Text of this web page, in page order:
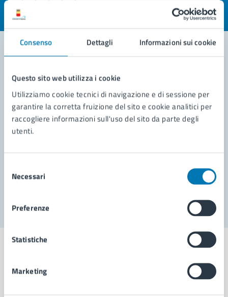
Consenso Dettagli Informazioni sui cookie
Questo sito web utilizza i cookie
Utilizziamo cookie tecnici di navigazione e di sessione per
garantire la corretta fruizione del sito e cookie analitici per
raccogliere informazioni sull'uso del sito da parte degli
utenti.
delNecessari
Preferenze
Statistiche
Marketing
Seleziona il numero di stelle per valutare la chiarezza delle
Valuta 1 stelle su 5
Contatta il comune
Leggi le domande frequenti
Richiedi assistenza